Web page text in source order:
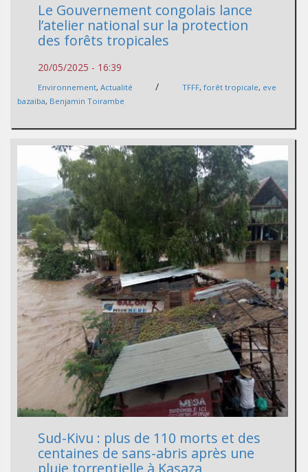
Le Gouvernement congolais lance
l’atelier national sur la protection
des forêts tropicales
20/05/2025 - 16:39
Environnement, Actualité / TFFF, forêt tropicale, eve
bazaiba, Benjamin Toirambe
Sud-Kivu : plus de 110 morts et des
centaines de sans-abris après une